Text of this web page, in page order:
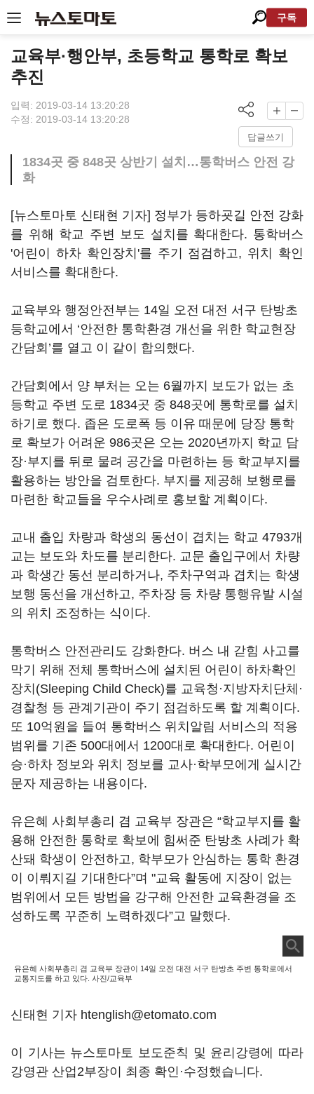
구독
교육부·행안부, 초등학교 통학로 확보
추진
입력: 2019-03-14 13:20:28
수정: 2019-03-14 13:20:28
답글쓰기
1834곳 중 848곳 상반기 설치…통학버스 안전 강
화
[뉴스토마토 신태현 기자] 정부가 등하굣길 안전 강화
를 위해 학교 주변 보도 설치를 확대한다. 통학버스
'어린이 하차 확인장치'를 주기 점검하고, 위치 확인
서비스를 확대한다.
교육부와 행정안전부는 14일 오전 대전 서구 탄방초
등학교에서 ‘안전한 통학환경 개선을 위한 학교현장
간담회’를 열고 이 같이 합의했다.
간담회에서 양 부처는 오는 6월까지 보도가 없는 초
등학교 주변 도로 1834곳 중 848곳에 통학로를 설치
하기로 했다. 좁은 도로폭 등 이유 때문에 당장 통학
로 확보가 어려운 986곳은 오는 2020년까지 학교 담
장·부지를 뒤로 물려 공간을 마련하는 등 학교부지를
활용하는 방안을 검토한다. 부지를 제공해 보행로를
마련한 학교들을 우수사례로 홍보할 계획이다.
교내 출입 차량과 학생의 동선이 겹치는 학교 4793개
교는 보도와 차도를 분리한다. 교문 출입구에서 차량
과 학생간 동선 분리하거나, 주차구역과 겹치는 학생
보행 동선을 개선하고, 주차장 등 차량 통행유발 시설
의 위치 조정하는 식이다.
통학버스 안전관리도 강화한다. 버스 내 갇힘 사고를
막기 위해 전체 통학버스에 설치된 어린이 하차확인
장치(Sleeping Child Check)를 교육청·지방자치단체·
경찰청 등 관계기관이 주기 점검하도록 할 계획이다.
또 10억원을 들여 통학버스 위치알림 서비스의 적용
범위를 기존 500대에서 1200대로 확대한다. 어린이
승·하차 정보와 위치 정보를 교사·학부모에게 실시간
문자 제공하는 내용이다.
유은혜 사회부총리 겸 교육부 장관은 “학교부지를 활
용해 안전한 통학로 확보에 힘써준 탄방초 사례가 확
산돼 학생이 안전하고, 학부모가 안심하는 통학 환경
이 이뤄지길 기대한다”며 "교육 활동에 지장이 없는
범위에서 모든 방법을 강구해 안전한 교육환경을 조
성하도록 꾸준히 노력하겠다”고 말했다.
유은혜 사회부총리 겸 교육부 장관이 14일 오전 대전 서구 탄방초 주변 통학로에서
교통지도를 하고 있다. 사진/교육부
신태현 기자 htenglish@etomato.com
이 기사는 뉴스토마토 보도준칙 및 윤리강령에 따라
강영관 산업2부장이 최종 확인·수정했습니다.